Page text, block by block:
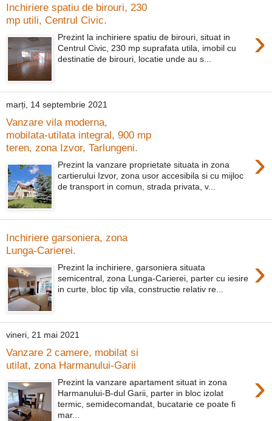
Inchiriere spatiu de birouri, 230
mp utili, Centrul Civic.
›
Prezint la inchiriere spatiu de birouri, situat in
Centrul Civic, 230 mp suprafata utila, imobil cu
destinatie de birouri, locatie unde au s...
marți, 14 septembrie 2021
Vanzare vila moderna,
mobilata-utilata integral, 900 mp
teren, zona Izvor, Tarlungeni.
›
Prezint la vanzare proprietate situata in zona
cartierului Izvor, zona usor accesibila si cu mijloc
de transport in comun, strada privata, v...
Inchiriere garsoniera, zona
Lunga-Carierei.
›
Prezint la inchiriere, garsoniera situata
semicentral, zona Lunga-Carierei, parter cu iesire
in curte, bloc tip vila, constructie relativ re...
vineri, 21 mai 2021
Vanzare 2 camere, mobilat si
utilat, zona Harmanului-Garii
›
Prezint la vanzare apartament situat in zona
Harmanului-B-dul Garii, parter in bloc izolat
termic, semidecomandat, bucatarie ce poate fi
mar...